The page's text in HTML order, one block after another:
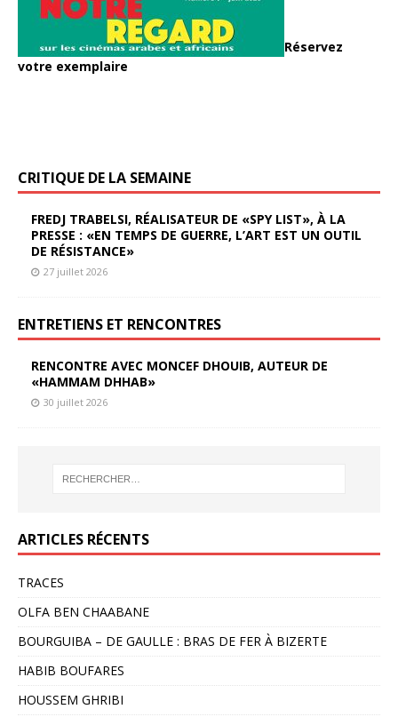
Réservez
votre exemplaire
CRITIQUE DE LA SEMAINE
FREDJ TRABELSI, RÉALISATEUR DE «SPY LIST», À LA
PRESSE : «EN TEMPS DE GUERRE, L’ART EST UN OUTIL
DE RÉSISTANCE»
27 juillet 2026
ENTRETIENS ET RENCONTRES
RENCONTRE AVEC MONCEF DHOUIB, AUTEUR DE
«HAMMAM DHHAB»
30 juillet 2026
ARTICLES RÉCENTS
TRACES
OLFA BEN CHAABANE
BOURGUIBA – DE GAULLE : BRAS DE FER À BIZERTE
HABIB BOUFARES
HOUSSEM GHRIBI